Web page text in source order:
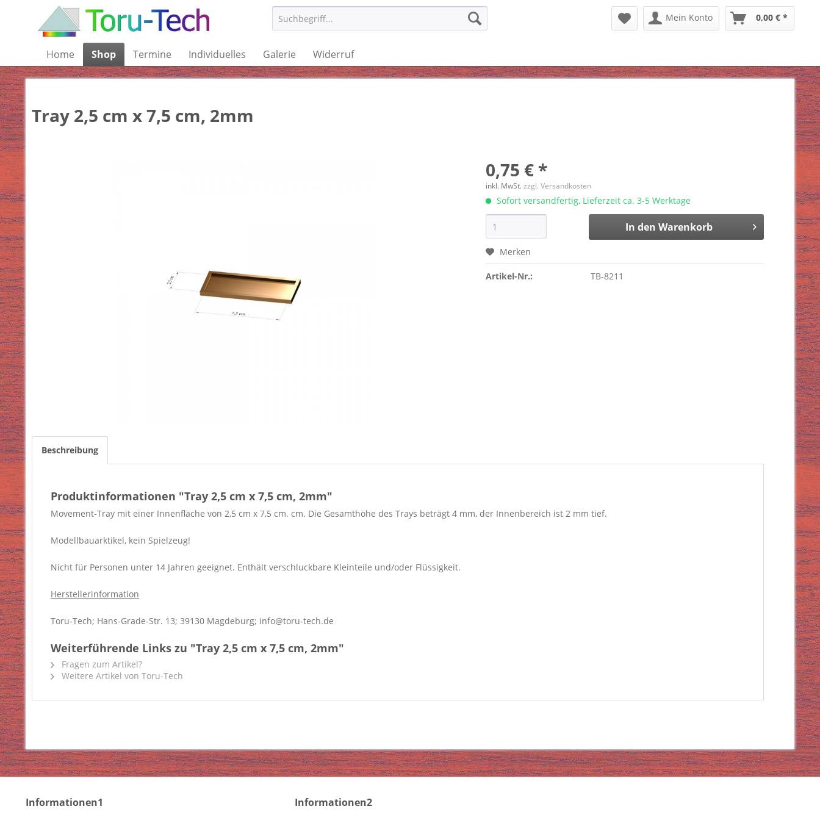
Mein Konto 0,00 € *
Home Shop Termine Individuelles Galerie Widerruf
Tray 2,5 cm x 7,5 cm, 2mm
0,75 € *
inkl. MwSt.zzgl. Versandkosten
Sofort versandfertig, Lieferzeit ca. 3-5 Werktage
In den Warenkorb
Merken
Artikel-Nr.: TB-8211
Beschreibung
Produktinformationen "Tray 2,5 cm x 7,5 cm, 2mm"
Movement-Tray mit einer Innenfläche von 2,5 cm x 7,5 cm. cm. Die Gesamthöhe des Trays beträgt 4 mm, der Innenbereich ist 2 mm tief.
Modellbauarktikel, kein Spielzeug!
Nicht für Personen unter 14 Jahren geeignet. Enthält verschluckbare Kleinteile und/oder Flüssigkeit.
Herstellerinformation
Toru-Tech; Hans-Grade-Str. 13; 39130 Magdeburg; info@toru-tech.de
Weiterführende Links zu "Tray 2,5 cm x 7,5 cm, 2mm"
Fragen zum Artikel?
Weitere Artikel von Toru-Tech
Informationen1 Informationen2